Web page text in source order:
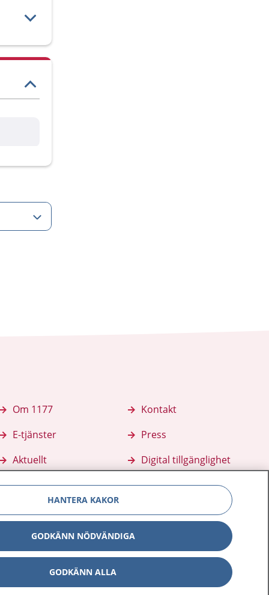
Om 1177
E-tjänster
Aktuellt
Kontakt
Press
Digital tillgänglighet
personuppgifterHantering av kakor Inställningar för kakor
HANTERA KAKOR
GODKÄNN NÖDVÄNDIGA
GODKÄNN ALLA